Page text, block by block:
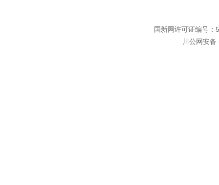
国新网许可证编号
川公网安